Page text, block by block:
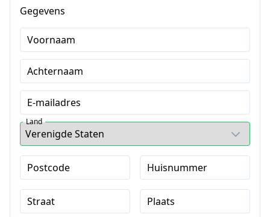
Gegevens
Voornaam
Achternaam
E-mailadres
Land
Postcode Huisnummer
Straat Plaats